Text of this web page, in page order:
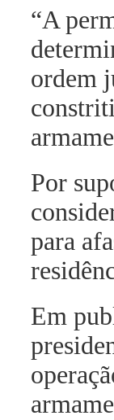
“A
ordem
Por
para
Em